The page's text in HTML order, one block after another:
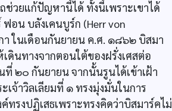
ช่วยแก้ปัญหานี้ได้ ทั้งนี้เพราะเขาได้
อน บลังเคนบูร์ก (Herr von
ในเดือนกันยายน ค.ศ. ๑๘๖๒ บิสมา
ดินทางจากตอนใต้ของฝรั่งเศสต่อ
ที่ ๒๐ กันยายน จากนั้นรูนได้เข้าเฝ้า
เจ้าวิลเลียมที่ ๑ ทรงมุ่งมั่นในการ
รงปฏิเสธเพราะทรงคิดว่าบิสมาร์คไม่